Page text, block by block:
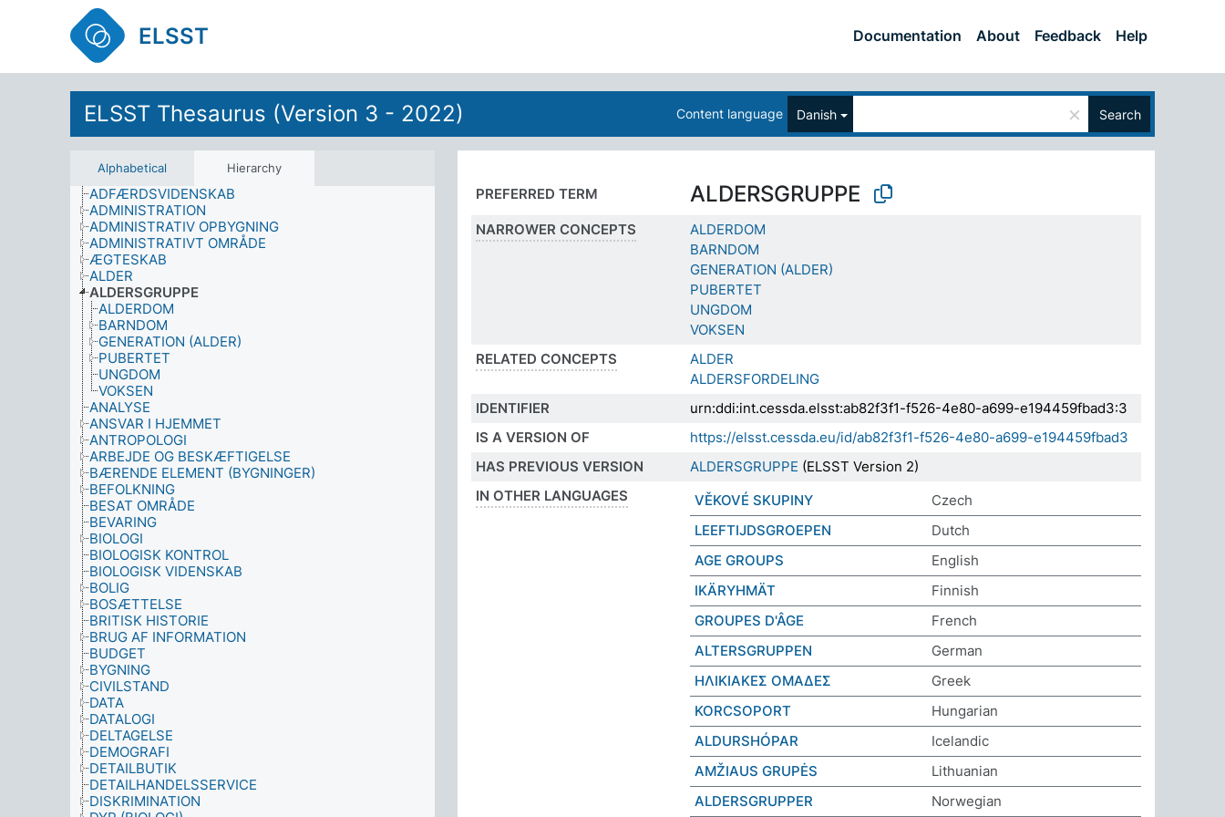
ELSST Documentation About Feedback Help
ELSST Thesaurus (Version 3 - 2022) Content language Danish × Search
Alphabetical Hierarchy
ADFÆRDSVIDENSKAB
ADMINISTRATION
ADMINISTRATIV OPBYGNING
ADMINISTRATIVT OMRÅDE
ÆGTESKAB
ALDER
ALDERSGRUPPE
ALDERDOM
BARNDOM
GENERATION (ALDER)
PUBERTET
UNGDOM
VOKSEN
ANALYSE
ANSVAR I HJEMMET
ANTROPOLOGI
ARBEJDE OG BESKÆFTIGELSE
BÆRENDE ELEMENT (BYGNINGER)
BEFOLKNING
BESAT OMRÅDE
BEVARING
BIOLOGI
BIOLOGISK KONTROL
BIOLOGISK VIDENSKAB
BOLIG
BOSÆTTELSE
BRITISK HISTORIE
BRUG AF INFORMATION
BUDGET
BYGNING
CIVILSTAND
DATA
DATALOGI
DELTAGELSE
DEMOGRAFI
DETAILBUTIK
DETAILHANDELSSERVICE
DISKRIMINATION
PREFERRED TERM ALDERSGRUPPE
NARROWER CONCEPTS
ALDERDOM
BARNDOM
GENERATION (ALDER)
PUBERTET
UNGDOM
VOKSEN
RELATED CONCEPTS
ALDER
ALDERSFORDELING
IDENTIFIER
urn:ddi:int.cessda.elsst:ab82f3f1-f526-4e80-a699-e194459fbad3:3
IS A VERSION OF
https://elsst.cessda.eu/id/ab82f3f1-f526-4e80-a699-e194459fbad3
HAS PREVIOUS VERSION
ALDERSGRUPPE (ELSST Version 2)
IN OTHER LANGUAGES
VĚKOVÉ SKUPINY
Czech
LEEFTIJDSGROEPEN
Dutch
AGE GROUPS
English
IKÄRYHMÄT
Finnish
GROUPES D'ÂGE
French
ALTERSGRUPPEN
German
ΗΛΙΚΙΑΚΕΣ ΟΜΑΔΕΣ
Greek
KORCSOPORT
Hungarian
ALDURSHÓPAR
Icelandic
AMŽIAUS GRUPĖS
Lithuanian
ALDERSGRUPPER
Norwegian